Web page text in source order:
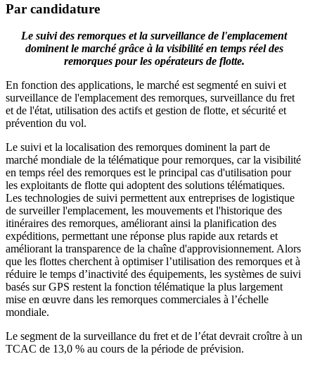
Par candidature
Le suivi des remorques et la surveillance de l'emplacement
dominent le marché grâce à la visibilité en temps réel des
remorques pour les opérateurs de flotte.
En fonction des applications, le marché est segmenté en suivi et
surveillance de l'emplacement des remorques, surveillance du fret
et de l'état, utilisation des actifs et gestion de flotte, et sécurité et
prévention du vol.
Le suivi et la localisation des remorques dominent la part de
marché mondiale de la télématique pour remorques, car la visibilité
en temps réel des remorques est le principal cas d'utilisation pour
les exploitants de flotte qui adoptent des solutions télématiques.
Les technologies de suivi permettent aux entreprises de logistique
de surveiller l'emplacement, les mouvements et l'historique des
itinéraires des remorques, améliorant ainsi la planification des
expéditions, permettant une réponse plus rapide aux retards et
améliorant la transparence de la chaîne d'approvisionnement. Alors
que les flottes cherchent à optimiser l’utilisation des remorques et à
réduire le temps d’inactivité des équipements, les systèmes de suivi
basés sur GPS restent la fonction télématique la plus largement
mise en œuvre dans les remorques commerciales à l’échelle
mondiale.
Le segment de la surveillance du fret et de l’état devrait croître à un
TCAC de 13,0 % au cours de la période de prévision.